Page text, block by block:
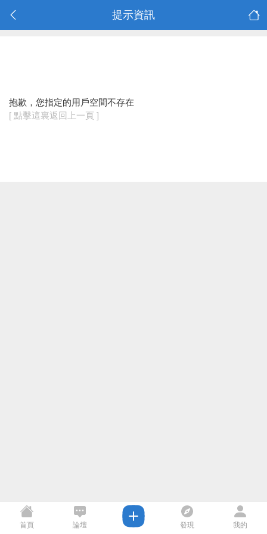
提示資訊
抱歉，您指定的用戶空間不存在
[ 點擊這裏返回上一頁 ]
首頁 論壇 發現 我的